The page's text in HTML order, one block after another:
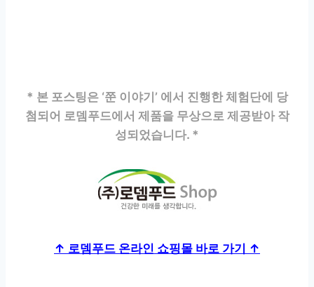
* 본 포스팅은 ‘쭌 이야기’ 에서 진행한 체험단에 당
첨되어 로뎀푸드에서 제품을 무상으로 제공받아 작
성되었습니다. *
↑ 로뎀푸드 온라인 쇼핑몰 바로 가기 ↑